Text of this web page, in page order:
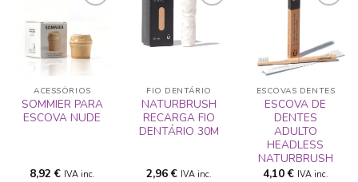
ADICIONAR
A LISTA DE
DESEJOS
ACESSÓRIOS
SOMMIER PARA
ESCOVA NUDE
8,92€ IVA inc.
ADICIONAR
FIO DENTÁRIO
NATURBRUSH
RECARGA FIO
DENTÁRIO 30M
2,96€ IVA inc.
ADICIONAR
A LISTA DE
DESEJOS
ESCOVAS DENTES
ESCOVA DE
DENTES
ADULTO
HEADLESS
NATURBRUSH
4,10€ IVA inc.